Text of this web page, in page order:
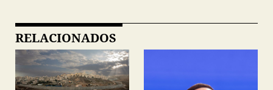
RELACIONADOS